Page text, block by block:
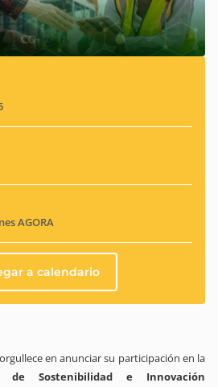
AGORA
a calendario
en anunciar su participación en la
de Sostenibilidad e Innovación